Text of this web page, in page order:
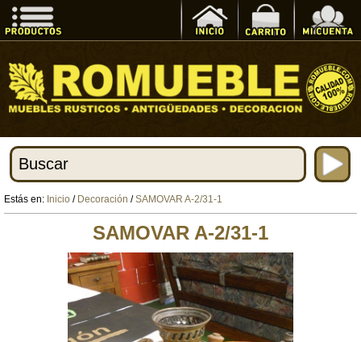
Estás en: Inicio / Decoración /SAMOVAR A-2/31-1
SAMOVAR A-2/31-1